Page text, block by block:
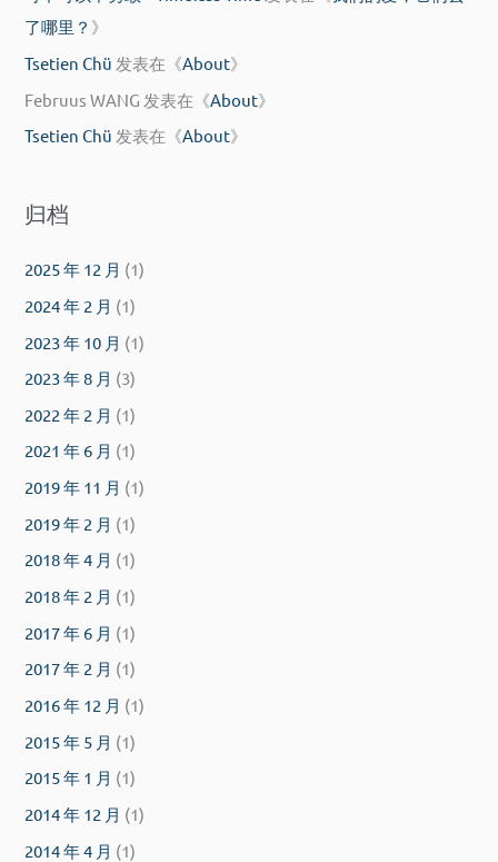
了哪里？ 》
Tsetien Chü 发表在《About》
Februus WANG 发表在《About》
Tsetien Chü 发表在《About》
归档
2025 年 12 月 (1)
2024 年 2 月 (1)
2023 年 10 月 (1)
2023 年 8 月 (3)
2022 年 2 月 (1)
2021 年 6 月 (1)
2019 年 11 月 (1)
2019 年 2 月 (1)
2018 年 4 月 (1)
2018 年 2 月 (1)
2017 年 6 月 (1)
2017 年 2 月 (1)
2016 年 12 月 (1)
2015 年 5 月 (1)
2015 年 1 月 (1)
2014 年 12 月 (1)
2014 年 4 月 (1)